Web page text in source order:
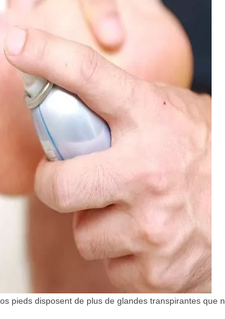
pieds disposent de plus de glandes transpirantes que